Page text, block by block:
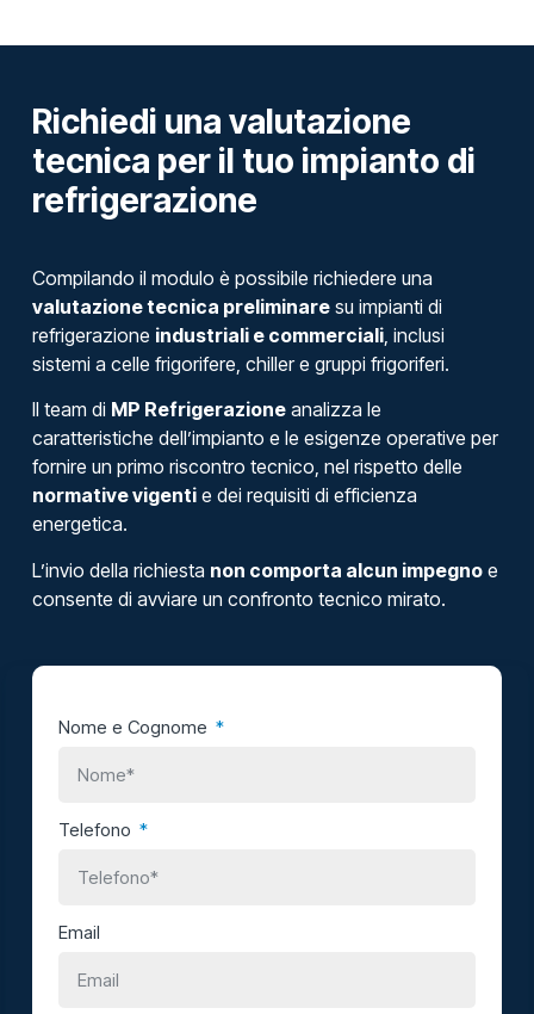
Richiedi una valutazione
tecnica per il tuo impianto di
refrigerazione
Compilando il modulo è possibile richiedere una
valutazione tecnica preliminaresu impianti di
refrigerazione industriali e commerciali, inclusi
sistemi a celle frigorifere, chiller e gruppi frigoriferi.
Il team di MP Refrigerazioneanalizza le
caratteristiche dell’impianto e le esigenze operative per
fornire un primo riscontro tecnico, nel rispetto delle
normative vigentie dei requisiti di efficienza
energetica.
L’invio della richiesta non comporta alcun impegnoe
consente di avviare un confronto tecnico mirato.
Nome e Cognome
Telefono
Email